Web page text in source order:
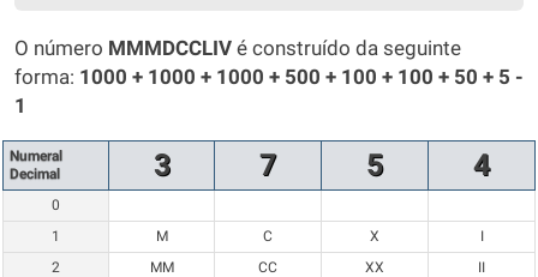
O número MMMDCCLIV é construído da seguinte
forma: 1000 + 1000 + 1000 + 500 + 100 + 100 + 50 + 5 -
1
Numeral
Decimal
3 7 5 4
0
1
M C X
I
2
MM CC XX
II